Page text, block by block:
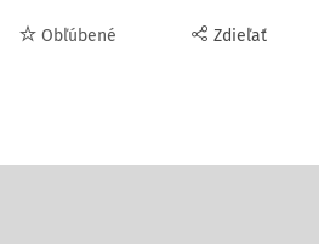
Obľúbené Zdieľať